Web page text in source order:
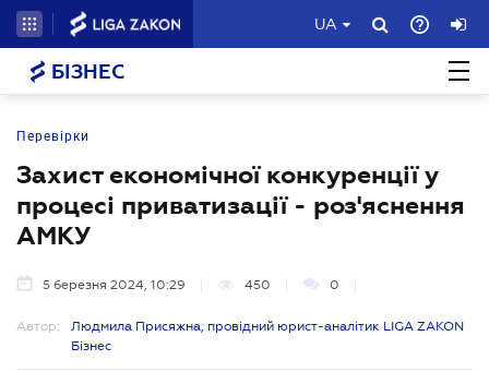
UA
БІЗНЕС
Перевірки
Захист економічної конкуренції у
процесі приватизації - роз'яснення
АМКУ
5 березня 2024, 10:29 450 0
Автор:
Людмила Присяжна, провідний юрист-аналітик LIGA ZAKON
Бізнес